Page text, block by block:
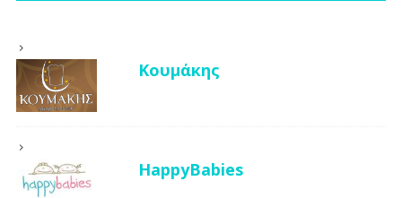
Κουμάκης
HappyBabies